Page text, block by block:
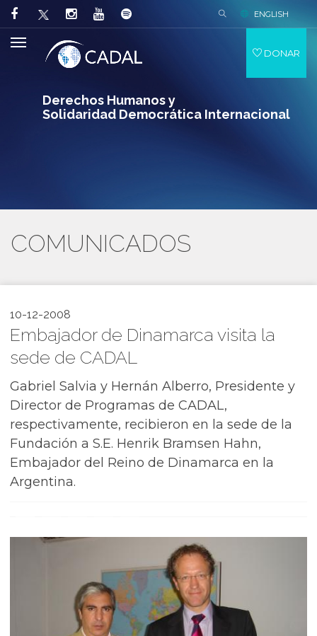
Derechos Humanos y
Solidaridad Democrática Internacional
ENGLISH
DONAR
COMUNICADOS
10-12-2008
Embajador de Dinamarca visita la
sede de CADAL
Gabriel Salvia y Hernán Alberro, Presidente y
Director de Programas de CADAL,
respectivamente, recibieron en la sede de la
Fundación a S.E. Henrik Bramsen Hahn,
Embajador del Reino de Dinamarca en la
Argentina.